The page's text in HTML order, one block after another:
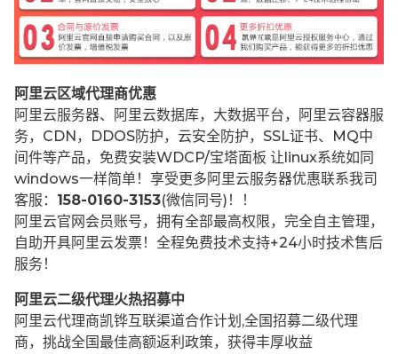
阿里云区域代理商优惠
阿里云服务器、阿里云数据库，大数据平台，阿里云容器服
务，CDN，DDOS防护，云安全防护，SSL证书、MQ中
间件等产品，免费安装WDCP/宝塔面板 让 linux系统如同
windows一样简单！享受更多阿里云服务器优惠联系我司
客服： 158-0160-3153(微信同号)！！
阿里云官网会员账号，拥有全部最高权限，完全自主管理，
自助开具阿里云发票！全程免费技术支持+24小时技术售后
服务！
阿里云二级代理火热招募中
阿里云代理商凯铧互联渠道合作计划,全国招募二级代理
商，挑战全国最佳高额返利政策，获得丰厚收益